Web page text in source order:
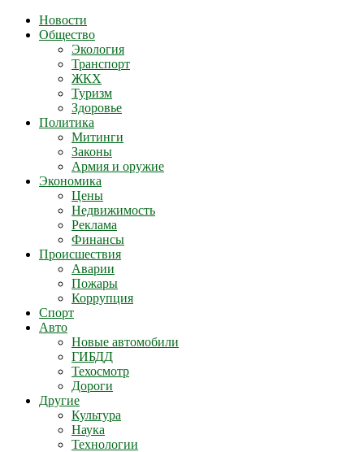
Новости
Общество
Экология
Транспорт
ЖКХ
Туризм
Здоровье
Политика
Митинги
Законы
Армия и оружие
Экономика
Цены
Недвижимость
Реклама
Финансы
Происшествия
Аварии
Пожары
Коррупция
Спорт
Авто
Новые автомобили
ГИБДД
Техосмотр
Дороги
Другие
Культура
Наука
Технологии